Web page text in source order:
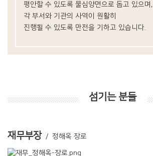
평안할 수 있도록 물심양면으로 돕고 있으며,
각 부서와 기관의 사역이
원활히
진행될 수 있도록 만전을 기하고 있습니다.
섬기는 분들
재무부장/ 정해옥 장로